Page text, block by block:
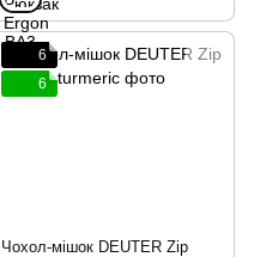
6
6
Чохол-мішок DEUTER Zip